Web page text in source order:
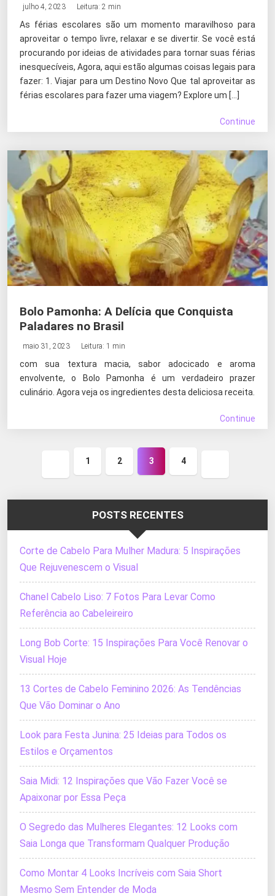
julho 4, 2023 Leitura: 2 min
As férias escolares são um momento maravilhoso para
aproveitar o tempo livre, relaxar e se divertir. Se você está
procurando por ideias de atividades para tornar suas férias
inesquecíveis, Agora, aqui estão algumas coisas legais para
fazer: 1. Viajar para um Destino Novo Que tal aproveitar as
férias escolares para fazer uma viagem? Explore um […]
Continue
Bolo Pamonha: A Delícia que Conquista
Paladares no Brasil
maio 31, 2023 Leitura: 1 min
com sua textura macia, sabor adocicado e aroma
envolvente, o Bolo Pamonha é um verdadeiro prazer
culinário. Agora veja os ingredientes desta deliciosa receita.
Continue
Página
1 2 3
4
POSTS RECENTES
Corte de Cabelo Para Mulher Madura: 5 Inspirações
Que Rejuvenescem o Visual
Chanel Cabelo Liso: 7 Fotos Para Levar Como
Referência ao Cabeleireiro
Long Bob Corte: 15 Inspirações Para Você Renovar o
Visual Hoje
13 Cortes de Cabelo Feminino 2026: As Tendências
Que Vão Dominar o Ano
Look para Festa Junina: 25 Ideias para Todos os
Estilos e Orçamentos
Saia Midi: 12 Inspirações que Vão Fazer Você se
Apaixonar por Essa Peça
O Segredo das Mulheres Elegantes: 12 Looks com
Saia Longa que Transformam Qualquer Produção
Como Montar 4 Looks Incríveis com Saia Short
Mesmo Sem Entender de Moda